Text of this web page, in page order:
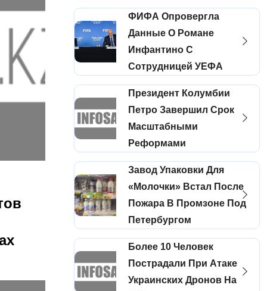
ФИФА Опровергла
Данные О Романе
Инфантино С
Сотрудницей УЕФА
Президент Колумбии
Петро Завершил Срок
Масштабными
Реформами
Завод Упаковки Для
«молочки» Встал После
Пожара В Промзоне Под
Петербургом
Более 10 Человек
Пострадали При Атаке
Украинских Дронов На